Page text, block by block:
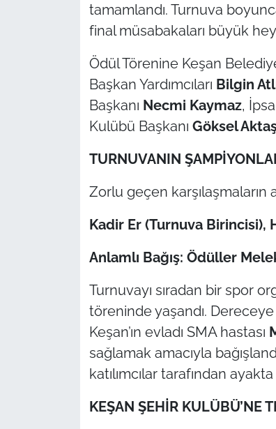
tamamlandı. Turnuva
final müsabakaları büyük
Ödül Törenine Keşan
Başkan Yardımcıları Bilgin
Başkanı Necmi Kaymaz,
Kulübü Başkanı Göksel
TURNUVANIN
Zorlu geçen
Kadir Er (Turnuva Birincisi),
Anlamlı Bağış: Ödüller
Turnuvayı sıradan bir spor
töreninde yaşandı. Dereceye
Keşan’ın evladı SMA hastası
sağlamak amacıyla
katılımcılar tarafından ayakta
KEŞAN ŞEHİR KULÜBÜ’NE
Flaş Haber
İş Dünyası
Bilim Teknoloji
English News
Canlı Maç
Gündem-Eğitim